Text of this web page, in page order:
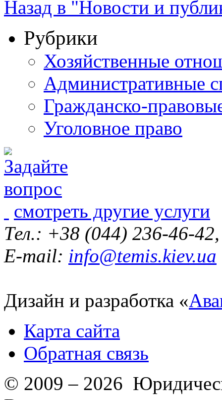
Назад в "Новости и
Рубрики
Хозяйственные
Административные
Гражданско-
Уголовное право
смотреть другие услуги
Тел.: +38 (044) 236-46-
E-mail: info@temis.kiev.ua
Дизайн и разработка «
Карта сайта
Обратная связь
© 2009 – 2026